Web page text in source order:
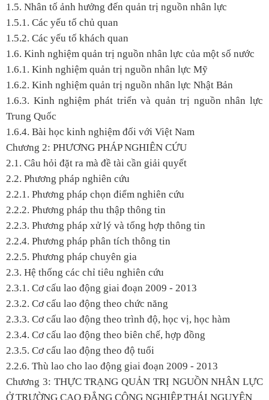
1.5. Nhân tố ảnh hưởng đến quản trị nguồn nhân lực
1.5.1. Các yếu tố chủ quan
1.5.2. Các yếu tố khách quan
1.6. Kinh nghiệm quản trị nguồn nhân lực của một số nước
1.6.1. Kinh nghiệm quản trị nguồn nhân lực Mỹ
1.6.2. Kinh nghiệm quản trị nguồn nhân lực Nhật Bản
1.6.3. Kinh nghiệm phát triển và quản trị nguồn nhân lực
Trung Quốc
1.6.4. Bài học kinh nghiệm đối với Việt Nam
Chương 2: PHƯƠNG PHÁP NGHIÊN CỨU
2.1. Câu hỏi đặt ra mà đề tài cần giải quyết
2.2. Phương pháp nghiên cứu
2.2.1. Phương pháp chọn điểm nghiên cứu
2.2.2. Phương pháp thu thập thông tin
2.2.3. Phương pháp xử lý và tổng hợp thông tin
2.2.4. Phương pháp phân tích thông tin
2.2.5. Phương pháp chuyên gia
2.3. Hệ thống các chỉ tiêu nghiên cứu
2.3.1. Cơ cấu lao động giai đoạn 2009 - 2013
2.3.2. Cơ cấu lao động theo chức năng
2.3.3. Cơ cấu lao động theo trình độ, học vị, học hàm
2.3.4. Cơ cấu lao động theo biên chế, hợp đồng
2.3.5. Cơ cấu lao động theo độ tuổi
2.2.6. Thù lao cho lao động giai đoạn 2009 - 2013
Chương 3: THỰC TRẠNG QUẢN TRỊ NGUỒN NHÂN LỰC
Ở TRƯỜNG CAO ĐẲNG CÔNG NGHIỆP THÁI NGUYÊN